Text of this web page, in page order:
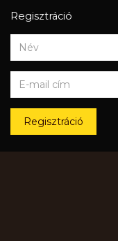
Regisztráció
Regisztráció